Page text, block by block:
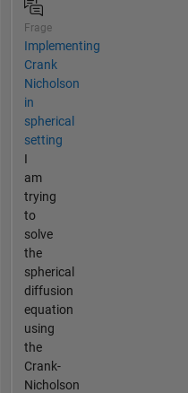
Frage
Implementing
Crank
Nicholson
in
spherical
setting
I
am
trying
to
solve
the
spherical
diffusion
equation
using
the
Crank-
Nicholson